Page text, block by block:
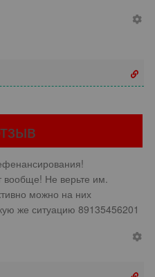
Не верьте им.
можно на них
же ситуацию 89135456201